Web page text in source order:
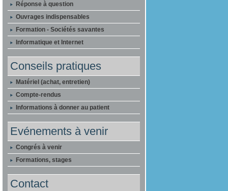
Réponse à question
Ouvrages indispensables
Formation - Sociétés savantes
Informatique et Internet
Conseils pratiques
Matériel (achat, entretien)
Compte-rendus
Informations à donner au patient
Evénements à venir
Congrés à venir
Formations, stages
Contact